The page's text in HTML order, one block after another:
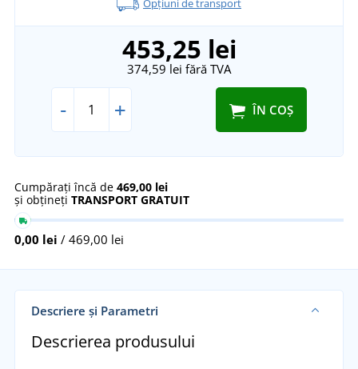
Opțiuni de transport
453,25 lei
374,59 lei fără TVA
- + ÎN COȘ
Cumpărați încă de 469,00 lei
și obțineți TRANSPORT GRATUIT
0,00 lei / 469,00 lei
Descriere și Parametri
Descrierea produsului